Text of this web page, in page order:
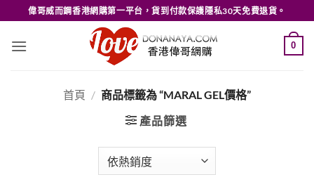
to
content
偉哥威而鋼香港網購第一平台，貨到付款保護隱私30天免費退貨。
0
首頁 / 商品標籤為 “MARAL GEL價格”
產品篩選